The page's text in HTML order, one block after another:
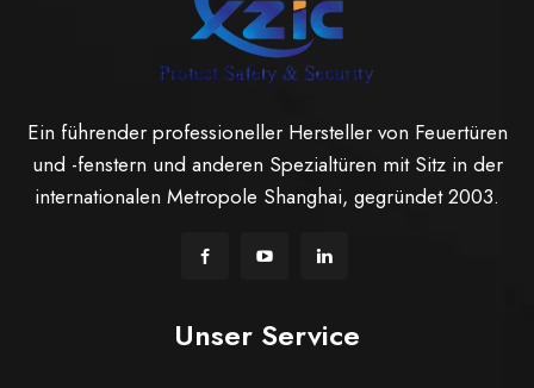
Ein führender professioneller Hersteller von Feuertüren
und -fenstern und anderen Spezialtüren mit Sitz in der
internationalen Metropole Shanghai, gegründet 2003.
Unser Service